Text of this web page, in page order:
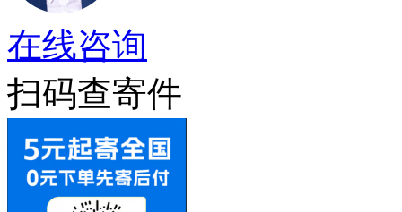
在线咨询
扫码查寄件